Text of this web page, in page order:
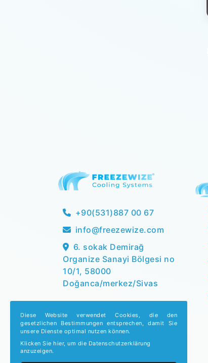
+90(531)887 00 67
info@freezewize.com
6. sokak Demirağ
Organize Sanayi Bölgesi no
10/1, 58000
Doğanca/merkez/Sivas
Diese Website verwendet Cookies, die den
gesetzlichen Bestimmungen entsprechen, damit Sie
unsere Dienste optimal nutzen können.
Klicken Sie hier, um die Datenschutzerklärung
anzuzeigen.